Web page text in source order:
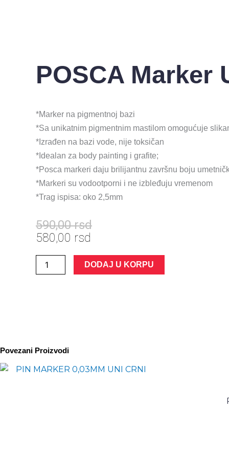
POSCA Marker
*Marker na pigmentnoj bazi
*Sa unikatnim pigmentnim mastilom omogućuje
*Izrađen na bazi vode, nije toksičan
*Idealan za body painting i grafite;
*Posca markeri daju brilijantnu završnu boju
*Markeri su vodootporni i ne izbleđuju vremenom
*Trag ispisa: oko 2,5mm
590,00rsd
580,00 rsd
DODAJ U KORPU
Povezani Proizvodi